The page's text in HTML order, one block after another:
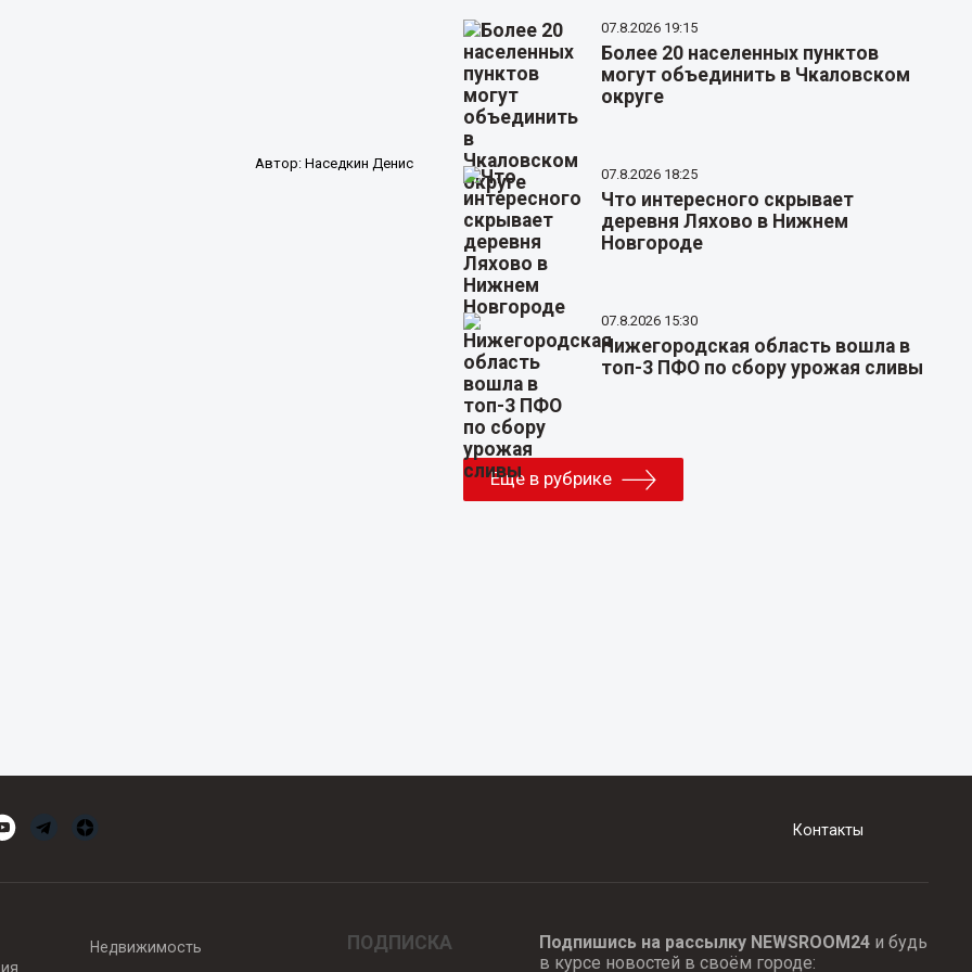
Автор: Наседкин Денис
07.8.2026 19:15
Более 20 населенных пунктов
могут объединить в Чкаловском
округе
07.8.2026 18:25
Что интересного скрывает
деревня Ляхово в Нижнем
Новгороде
07.8.2026 15:30
Нижегородская область вошла в
топ-3 ПФО по сбору урожая сливы
Еще в рубрике
Контакты
Недвижимость ПОДПИСКА Подпишись на рассылку NEWSROOM24и будь
в курсе новостей в своём городе: